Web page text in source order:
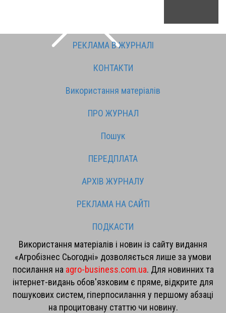
РЕКЛАМА В ЖУРНАЛІ
КОНТАКТИ
Використання матеріалів
ПРО ЖУРНАЛ
Пошук
ПЕРЕДПЛАТА
АРХІВ ЖУРНАЛУ
РЕКЛАМА НА САЙТІ
ПОДКАСТИ
Використання матеріалів і новин із сайту видання
«Агробізнес Сьогодні» дозволяється лише за умови
посилання на agro-business.com.ua. Для новинних та
інтернет-видань обов'язковим є пряме, відкрите для
пошукових систем, гіперпосилання у першому абзаці
на процитовану статтю чи новину.